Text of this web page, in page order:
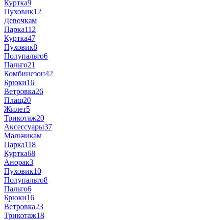
Куртка9
Пуховик12
Девочкам
Парка112
Куртка47
Пуховик8
Полупальто6
Пальто21
Комбинезон42
Брюки16
Ветровка26
Плащ20
Жилет5
Трикотаж20
Аксессуары37
Мальчикам
Парка118
Куртка68
Анорак3
Пуховик10
Полупальто8
Пальто6
Брюки16
Ветровка23
Трикотаж18